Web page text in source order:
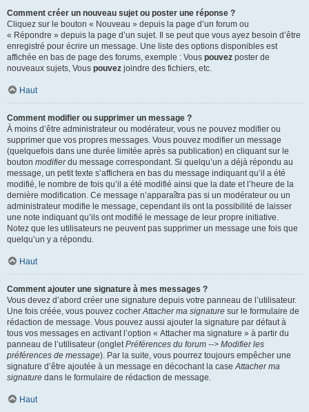
Comment créer un nouveau sujet ou poster une réponse ?
Cliquez sur le bouton « Nouveau » depuis la page d’un forum ou
« Répondre » depuis la page d’un sujet. Il se peut que vous ayez besoin d’être
enregistré pour écrire un message. Une liste des options disponibles est
affichée en bas de page des forums, exemple : Vous pouvez poster de
nouveaux sujets, Vous pouvez joindre des fichiers, etc.
Haut
Comment modifier ou supprimer un message ?
À moins d’être administrateur ou modérateur, vous ne pouvez modifier ou
supprimer que vos propres messages. Vous pouvez modifier un message
(quelquefois dans une durée limitée après sa publication) en cliquant sur le
bouton modifierdu message correspondant. Si quelqu’un a déjà répondu au
message, un petit texte s’affichera en bas du message indiquant qu’il a été
modifié, le nombre de fois qu’il a été modifié ainsi que la date et l’heure de la
dernière modification. Ce message n’apparaîtra pas si un modérateur ou un
administrateur modifie le message, cependant ils ont la possibilité de laisser
une note indiquant qu’ils ont modifié le message de leur propre initiative.
Notez que les utilisateurs ne peuvent pas supprimer un message une fois que
quelqu’un y a répondu.
Haut
Comment ajouter une signature à mes messages ?
Vous devez d’abord créer une signature depuis votre panneau de l’utilisateur.
Une fois créée, vous pouvez cocherAttacher ma signature sur le formulaire de
rédaction de message. Vous pouvez aussi ajouter la signature par défaut à
tous vos messages en activant l’option « Attacher ma signature » à partir du
panneau de l’utilisateur (ongletPréférences du forum --> Modifier les
préférences de message). Par la suite, vous pourrez toujours empêcher une
signature d’être ajoutée à un message en décochant la caseAttacher ma
signature dans le formulaire de rédaction de message.
Haut